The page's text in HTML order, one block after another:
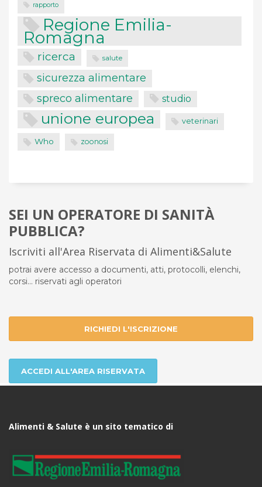
rapporto
Regione Emilia-
Romagna
ricerca salute
sicurezza alimentare
spreco alimentare studio
unione europea veterinari
Who zoonosi
SEI UN OPERATORE DI SANITÀ
PUBBLICA?
Iscriviti all'Area Riservata di Alimenti&Salute
potrai avere accesso a documenti, atti, protocolli, elenchi,
corsi... riservati agli operatori
RICHIEDI L'ISCRIZIONE
ACCEDI ALL'AREA RISERVATA
Alimenti & Salute è un sito tematico di